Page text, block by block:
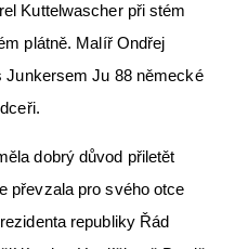
Kuttelwascher při stém
plátně. Malíř Ondřej
Junkersem Ju 88 německé
dobrý důvod přiletět
převzala pro svého otce
republiky Řád
v letectví